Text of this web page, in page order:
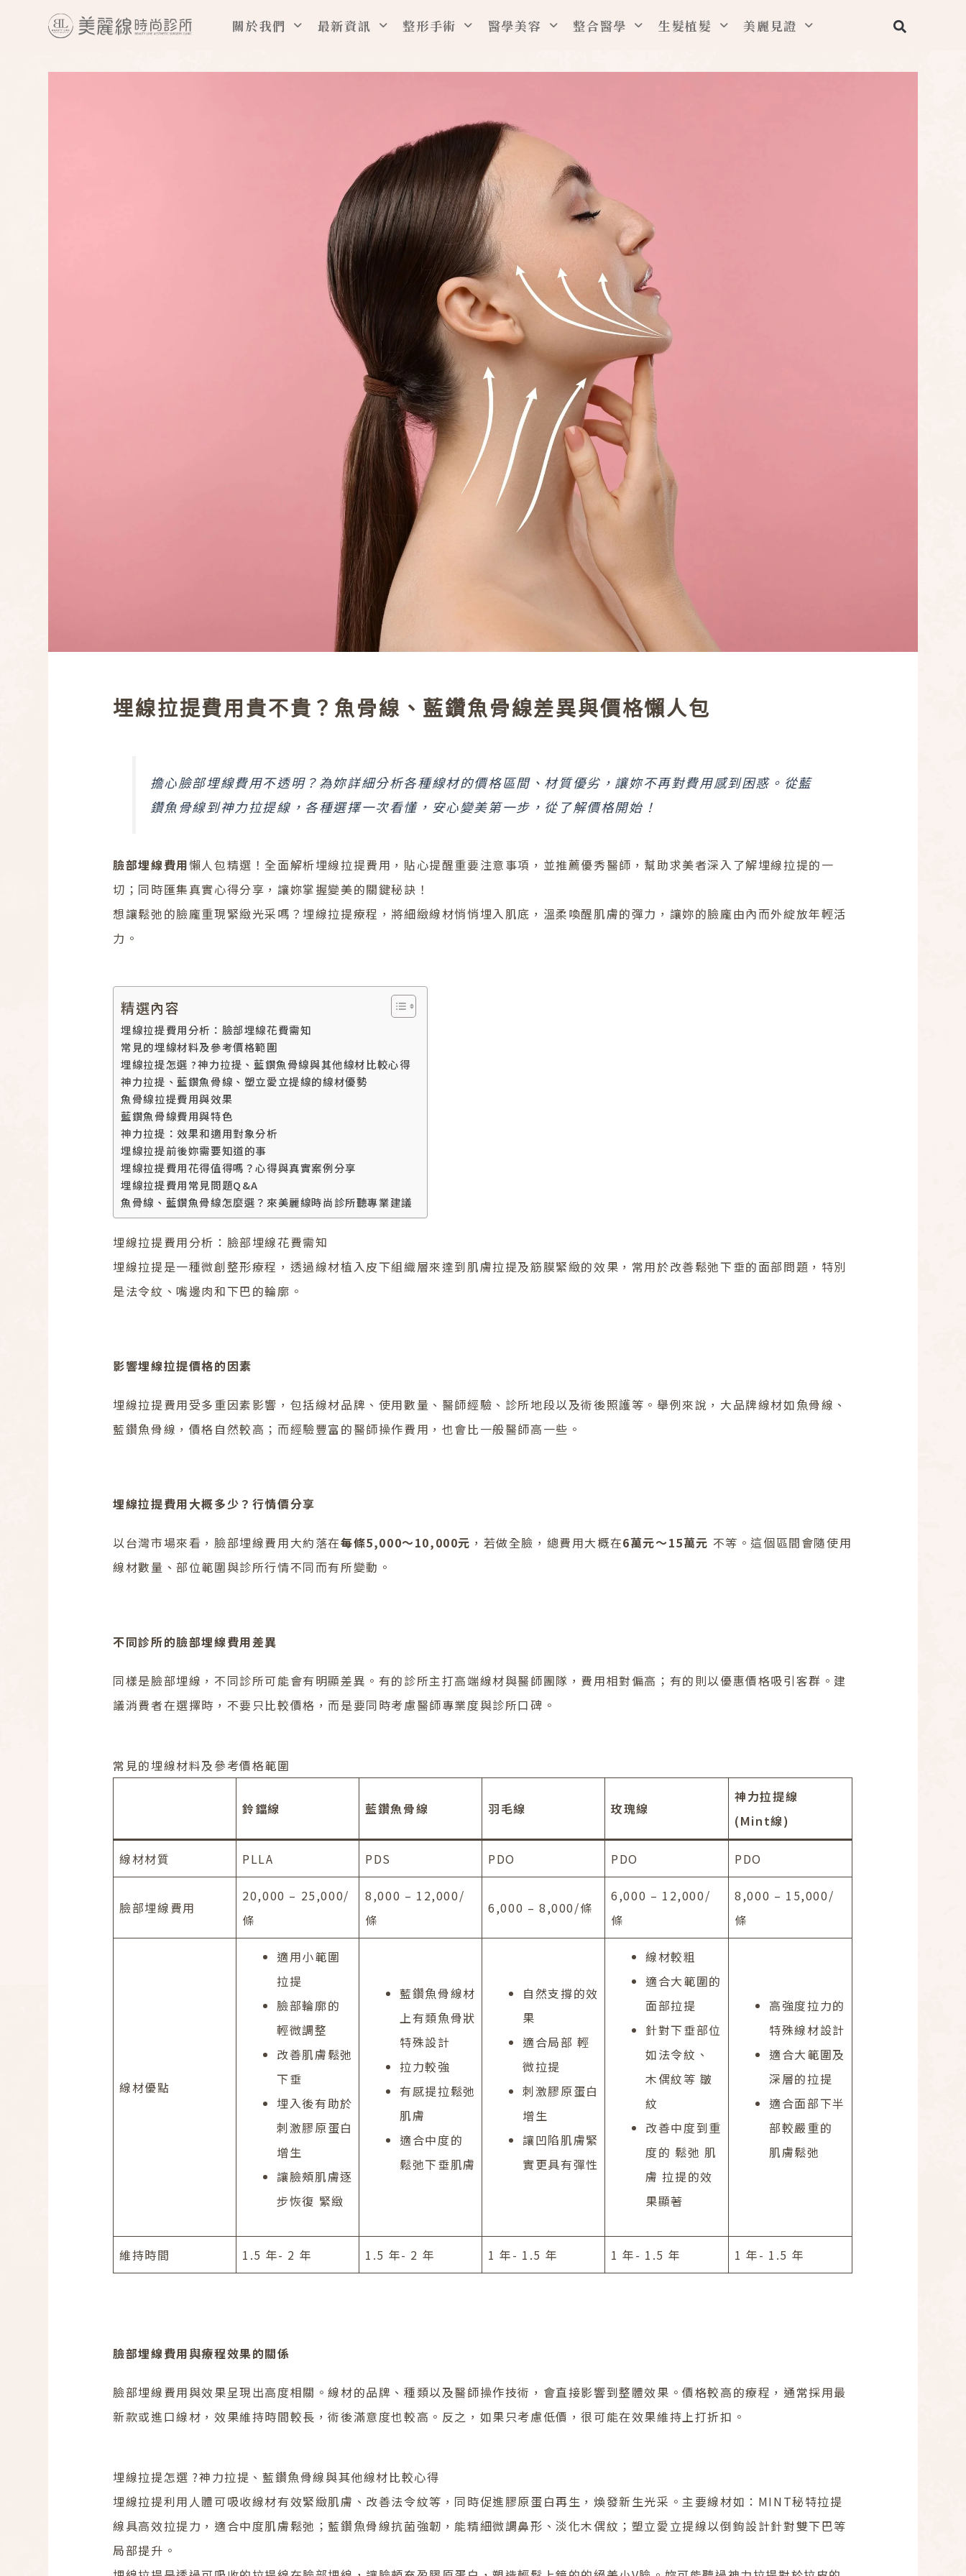
關於我們 最新資訊 整形手術 醫學美容 整合醫學 生髮植髮 美麗見證
埋線拉提費用貴不貴？魚骨線、藍鑽魚骨線差異與價格懶人包
擔心臉部埋線費用不透明？為妳詳細分析各種線材的價格區間、材質優劣，讓妳不再對費用感到困惑。從藍
鑽魚骨線到神力拉提線，各種選擇一次看懂，安心變美第一步，從了解價格開始！
臉部埋線費用懶人包精選！全面解析埋線拉提費用，貼心提醒重要注意事項，並推薦優秀醫師，幫助求美者深入了解埋線拉提的一
切；同時匯集真實心得分享，讓妳掌握變美的關鍵秘訣！
想讓鬆弛的臉龐重現緊緻光采嗎？埋線拉提療程，將細緻線材悄悄埋入肌底，溫柔喚醒肌膚的彈力，讓妳的臉龐由內而外綻放年輕活
力。
精選內容
埋線拉提費用分析：臉部埋線花費需知
常見的埋線材料及參考價格範圍
埋線拉提怎選 ?神力拉提、藍鑽魚骨線與其他線材比較心得
神力拉提、藍鑽魚骨線、塑立愛立提線的線材優勢
魚骨線拉提費用與效果
藍鑽魚骨線費用與特色
神力拉提：效果和適用對象分析
埋線拉提前後妳需要知道的事
埋線拉提費用花得值得嗎？心得與真實案例分享
埋線拉提費用常見問題Q&A
魚骨線、藍鑽魚骨線怎麼選？來美麗線時尚診所聽專業建議
埋線拉提費用分析：臉部埋線花費需知
埋線拉提是一種微創整形療程，透過線材植入皮下組織層來達到肌膚拉提及筋膜緊緻的效果，常用於改善鬆弛下垂的面部問題，特別
是法令紋、嘴邊肉和下巴的輪廓。
影響埋線拉提價格的因素
埋線拉提費用受多重因素影響，包括線材品牌、使用數量、醫師經驗、診所地段以及術後照護等。舉例來說，大品牌線材如魚骨線、
藍鑽魚骨線，價格自然較高；而經驗豐富的醫師操作費用，也會比一般醫師高一些。
埋線拉提費用大概多少？行情價分享
以台灣市場來看，臉部埋線費用大約落在每條5,000～10,000元 ，若做全臉，總費用大概在6萬元～15萬元 不等。這個區間會隨使用
線材數量、部位範圍與診所行情不同而有所變動。
不同診所的臉部埋線費用差異
同樣是臉部埋線，不同診所可能會有明顯差異。有的診所主打高端線材與醫師團隊，費用相對偏高；有的則以優惠價格吸引客群。建
議消費者在選擇時，不要只比較價格，而是要同時考慮醫師專業度與診所口碑。
常見的埋線材料及參考價格範圍
鈴鐺線 藍鑽魚骨線 羽毛線 玫瑰線
神力拉提線
(Mint線)
線材材質 PLLA PDS PDO PDO PDO
臉部埋線費用
20,000 – 25,000/
條
8,000 – 12,000/
條
6,000 – 8,000/條
6,000 – 12,000/
條
8,000 – 15,000/
條
線材優點
適用小範圍
拉提
臉部輪廓的
輕微調整
改善肌膚鬆弛
下垂
埋入後有助於
刺激膠原蛋白
增生
讓臉頰肌膚逐
步恢復 緊緻
藍鑽魚骨線材
上有類魚骨狀
特殊設計
拉力較強
有感提拉鬆弛
肌膚
適合中度的
鬆弛下垂肌膚
自然支撐的效
果
適合局部 輕
微拉提
刺激膠原蛋白
增生
讓凹陷肌膚緊
實更具有彈性
線材較粗
適合大範圍的
面部拉提
針對下垂部位
如法令紋、
木偶紋等 皺
紋
改善中度到重
度的 鬆弛 肌
膚 拉提的效
果顯著
高強度拉力的
特殊線材設計
適合大範圍及
深層的拉提
適合面部下半
部較嚴重的
肌膚鬆弛
維持時間 1.5 年- 2 年 1.5 年- 2 年 1 年- 1.5 年 1 年- 1.5 年 1 年- 1.5 年
臉部埋線費用與療程效果的關係
臉部埋線費用與效果呈現出高度相關。線材的品牌、種類以及醫師操作技術，會直接影響到整體效果。價格較高的療程，通常採用最
新款或進口線材，效果維持時間較長，術後滿意度也較高。反之，如果只考慮低價，很可能在效果維持上打折扣。
埋線拉提怎選 ?神力拉提、藍鑽魚骨線與其他線材比較心得
埋線拉提利用人體可吸收線材有效緊緻肌膚、改善法令紋等，同時促進膠原蛋白再生，煥發新生光采。主要線材如：MINT秘特拉提
線具高效拉提力，適合中度肌膚鬆弛；藍鑽魚骨線抗菌強韌，能精細微調鼻形、淡化木偶紋；塑立愛立提線以倒鉤設計針對雙下巴等
局部提升。